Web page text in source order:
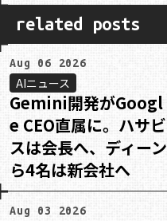
related posts
Aug 06 2026
AIニュース
Gemini開発がGoogl
e CEO直属に。ハサビ
スは会長へ、ディーン
ら4名は新会社へ
Aug 03 2026